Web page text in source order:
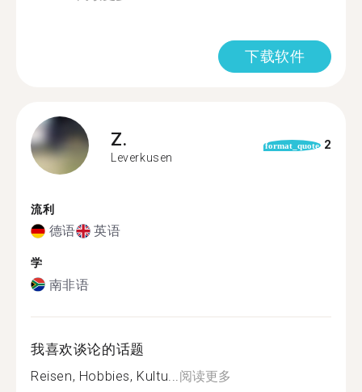
下载软件
Z.
Leverkusen
format_quote 2
流利
德语 英语
学
南非语
我喜欢谈论的话题
Reisen, Hobbies, Kultu... 阅读更多